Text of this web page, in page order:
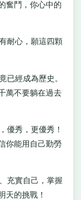
奮鬥，你心中的
耐心，願這四顆
經成為歷史。
萬不要躺在過去
秀，更優秀！
你能用自己勤勞
充實自己，掌握
天的挑戰！